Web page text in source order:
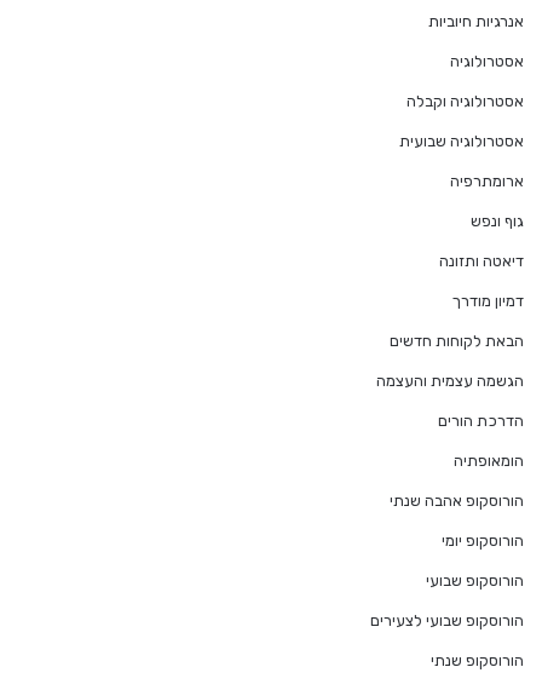
אנרגיות חיוביות
אסטרולוגיה
אסטרולוגיה וקבלה
אסטרולוגיה שבועית
ארומתרפיה
גוף ונפש
דיאטה ותזונה
דמיון מודרך
הבאת לקוחות חדשים
הגשמה עצמית והעצמה
הדרכת הורים
הומאופתיה
הורוסקופ אהבה שנתי
הורוסקופ יומי
הורוסקופ שבועי
הורוסקופ שבועי לצעירים
הורוסקופ שנתי